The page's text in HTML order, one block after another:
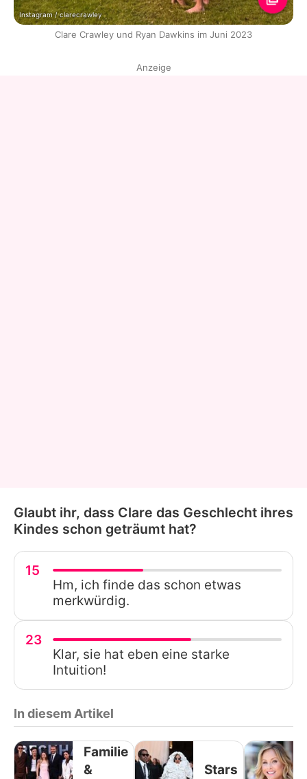
Instagram / clarecrawley
Clare Crawley und Ryan Dawkins im Juni 2023
Anzeige
Glaubt ihr, dass Clare das Geschlecht ihres
Kindes schon geträumt hat?
15
Hm, ich finde das schon etwas
merkwürdig.
23
Klar, sie hat eben eine starke
Intuition!
In diesem Artikel
Familie
&
Stars